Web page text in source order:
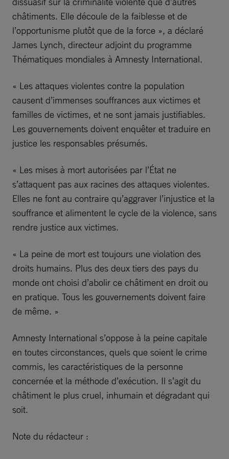
châtiments. Elle découle de la faiblesse et de
l’opportunisme plutôt que de la force », a déclaré
James Lynch, directeur adjoint du programme
Thématiques mondiales à Amnesty International.
« Les attaques violentes contre la population
causent d’immenses souffrances aux victimes et
familles de victimes, et ne sont jamais justifiables.
Les gouvernements doivent enquêter et traduire en
justice les responsables présumés.
« Les mises à mort autorisées par l’État ne
s’attaquent pas aux racines des attaques violentes.
Elles ne font au contraire qu’aggraver l’injustice et la
souffrance et alimentent le cycle de la violence, sans
rendre justice aux victimes.
« La peine de mort est toujours une violation des
droits humains. Plus des deux tiers des pays du
monde ont choisi d’abolir ce châtiment en droit ou
en pratique. Tous les gouvernements doivent faire
de même. »
Amnesty International s’oppose à la peine capitale
en toutes circonstances, quels que soient le crime
commis, les caractéristiques de la personne
concernée et la méthode d’exécution. Il s’agit du
châtiment le plus cruel, inhumain et dégradant qui
soit.
Note du rédacteur :